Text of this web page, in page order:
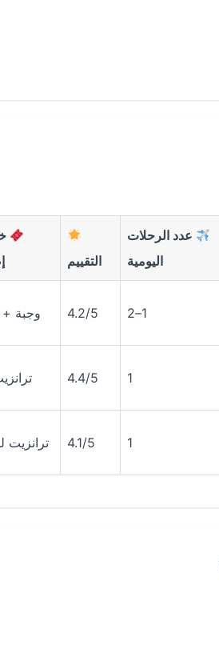
عدد الرحلات
اليومية
التقييم
1–2
4.2/5 وجبة +
1
4.4/5
1
4.1/5 ترانزيت